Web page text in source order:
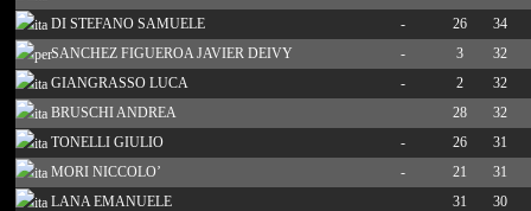
DI STEFANO SAMUELE
- 26
34
SANCHEZ FIGUEROA JAVIER DEIVY
- 3
32
GIANGRASSO LUCA
- 2
32
BRUSCHI ANDREA
28
32
TONELLI GIULIO
- 26
31
MORI NICCOLO’
- 21
31
LANA EMANUELE
31
30